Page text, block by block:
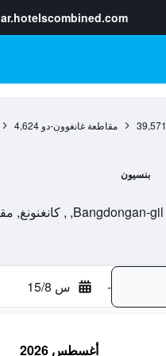
ar.hotelscombined.com
39,571 مقاطعة غانغوون-دو 4,624
بنسيون
- س 15/8
أغسطس 2026